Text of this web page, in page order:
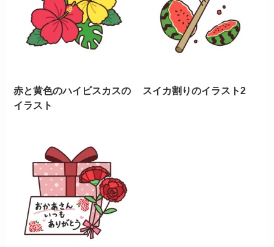
赤と黄色のハイビスカスの
イラスト
スイカ割りのイラスト2